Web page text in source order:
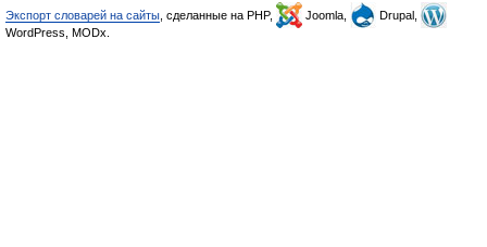
Экспорт словарей на сайты , сделанные на PHP, Joomla,
Drupal,
WordPress, MODx.